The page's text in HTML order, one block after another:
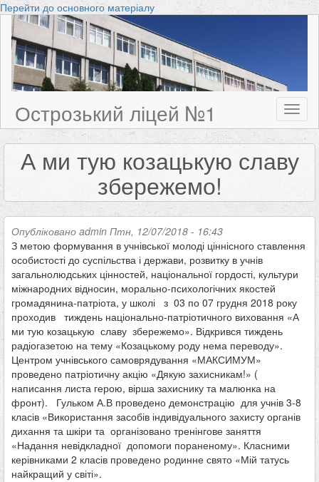
Перейти до основного матеріалу
Острозький ліцей №1
А ми тую козацькую славу
збережемо!
Опубліковано admin Птн, 12/07/2018 - 16:43
З метою формування в учнівської молоді ціннісного ставлення
особистості до суспільства і держави, розвитку в учнів
загальнолюдських цінностей, національної гордості, культури
міжнародних відносин, морально-психологічних якостей
громадянина-патріота, у школі з 03 по 07 грудня 2018 року
проходив тиждень національно-патріотичного виховання «А
ми тую козацькую славу збережемо». Відкрився тиждень
радіогазетою на тему «Козацькому роду нема переводу».
Центром учнівського самоврядування «МАКСИМУМ»
проведено патріотичну акцію «Дякую захисникам!» (
написання листа герою, вірша захиснику та малюнка на
фронт). Гульком А.В проведено демонстрацію для учнів 3-8
класів «Використання засобів індивідуального захисту органів
дихання та шкіри та організовано тренінгове заняття
«Надання невідкладної допомоги пораненому». Класними
керівниками 2 класів проведено родинне свято «Мій татусь
найкращий у світі».